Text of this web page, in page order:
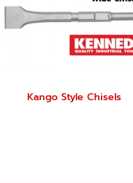
Kango Style Chisels